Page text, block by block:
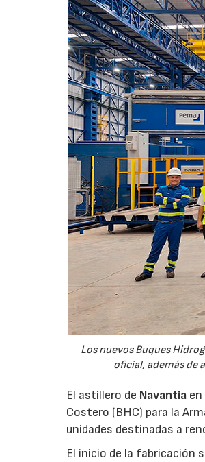
Los nuevos Buques
oficial, además de
El astillero de Navantia
Costero (BHC) para la
unidades destinadas a
El inicio de la fabricación